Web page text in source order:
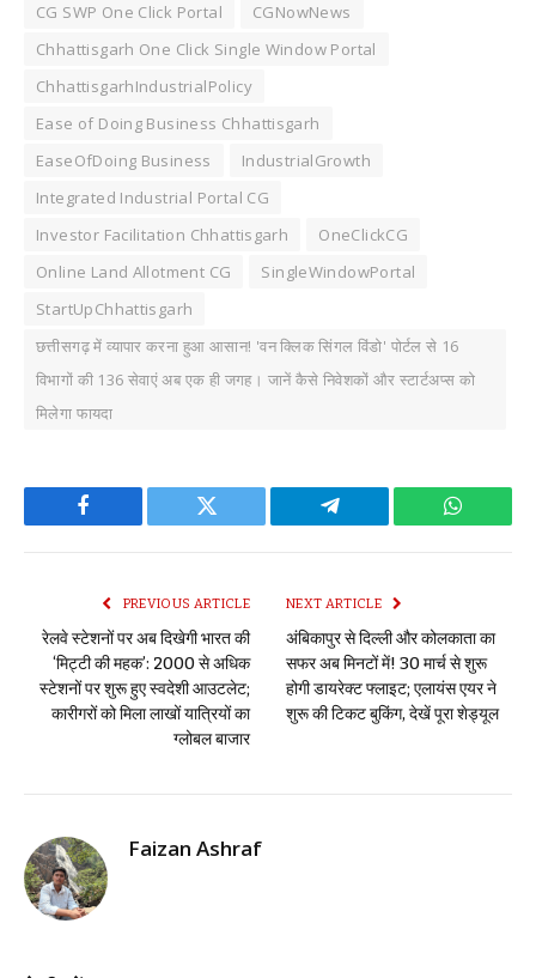
CG SWP One Click Portal
CGNowNews
Chhattisgarh One Click Single Window Portal
ChhattisgarhIndustrialPolicy
Ease of Doing Business Chhattisgarh
EaseOfDoing Business
IndustrialGrowth
Integrated Industrial Portal CG
Investor Facilitation Chhattisgarh
OneClickCG
Online Land Allotment CG
SingleWindowPortal
StartUpChhattisgarh
छत्तीसगढ़ में व्यापार करना हुआ आसान! 'वन क्लिक सिंगल विंडो' पोर्टल से 16
विभागों की 136 सेवाएं अब एक ही जगह। जानें कैसे निवेशकों और स्टार्टअप्स को
मिलेगा फायदा
Facebook Twitter Telegram
PREVIOUS ARTICLE
रेलवे स्टेशनों पर अब दिखेगी भारत की
‘मिट्टी की महक’: 2000 से अधिक
स्टेशनों पर शुरू हुए स्वदेशी आउटलेट;
कारीगरों को मिला लाखों यात्रियों का
ग्लोबल बाजार
NEXT ARTICLE
अंबिकापुर से दिल्ली और कोलकाता का
सफर अब मिनटों में! 30 मार्च से शुरू
होगी डायरेक्ट फ्लाइट; एलायंस एयर ने
शुरू की टिकट बुकिंग, देखें पूरा शेड्यूल
Faizan Ashraf